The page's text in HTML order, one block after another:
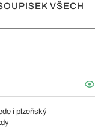
VŠECH
i plzeňský